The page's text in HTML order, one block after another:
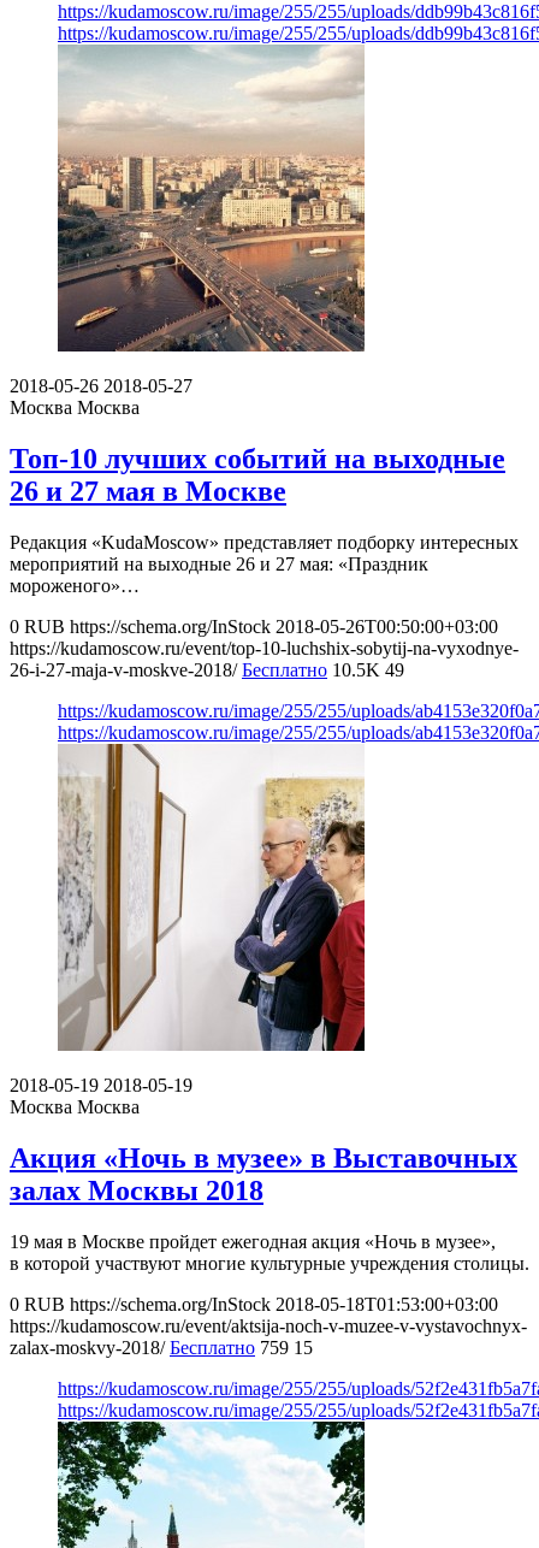
https://kudamoscow.ru/image/255/255/uploads/
https://kudamoscow.ru/image/255/255/uploads/
2018-05-26 2018-05-27
Москва Москва
Топ-10 лучших событий на выходные
26 и 27 мая в Москве
Редакция «KudaMoscow» представляет подборку интересных
мероприятий на выходные 26 и 27 мая: «Праздник
мороженого»…
0 RUB https://schema.org/InStock 2018-05-26T00:50:00+03:00
https://kudamoscow.ru/event/top-10-luchshix-sobytij-na-vyxodnye-
26-i-27-maja-v-moskve-2018/ Бесплатно 10.5K 49
https://kudamoscow.ru/image/255/255/uploads/
https://kudamoscow.ru/image/255/255/uploads/
2018-05-19 2018-05-19
Москва Москва
Акция «Ночь в музее» в Выставочных
залах Москвы 2018
19 мая в Москве пройдет ежегодная акция «Ночь в музее»,
в которой участвуют многие культурные учреждения столицы.
0 RUB https://schema.org/InStock 2018-05-18T01:53:00+03:00
https://kudamoscow.ru/event/aktsija-noch-v-muzee-v-vystavochnyx-
zalax-moskvy-2018/ Бесплатно 759 15
https://kudamoscow.ru/image/255/255/uploads/
https://kudamoscow.ru/image/255/255/uploads/